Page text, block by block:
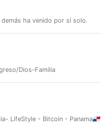
ha venido por sí solo.
Dios-Familia
LifeStyle - Bitcoin - Panama🇵🇦